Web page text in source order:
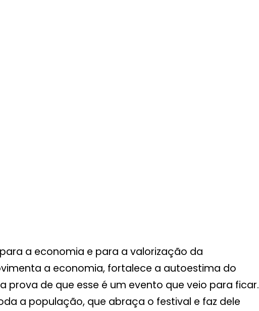
a economia e para a valorização da
a economia, fortalece a autoestima do
prova de que esse é um evento que veio para ficar.
a população, que abraça o festival e faz dele